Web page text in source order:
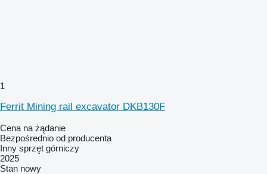
1
Ferrit Mining rail excavator DKB130F
Cena na żądanie
Bezpośrednio od producenta
Inny sprzęt górniczy
2025
Stan nowy